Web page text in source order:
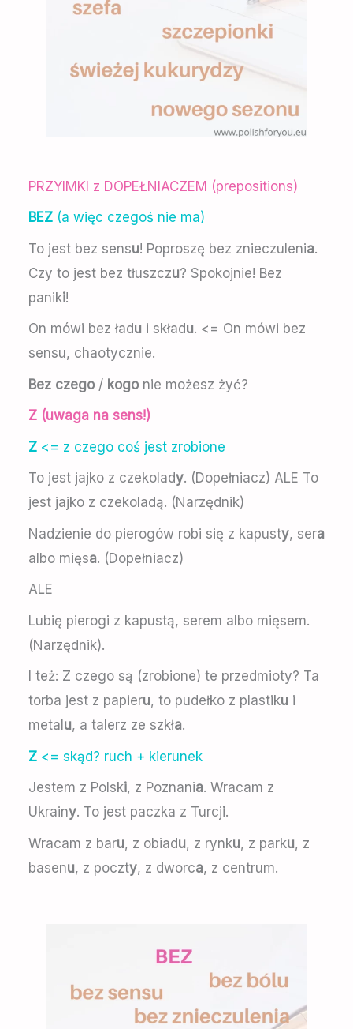
PRZYIMKI z DOPEŁNIACZEM (prepositions)
BEZ(a więc czegoś nie ma)
To jest bez sensu! Poproszę bez znieczulenia.
Czy to jest bez tłuszczu? Spokojnie! Bez
paniki!
On mówi bez ładui składu. <= On mówi bez
sensu, chaotycznie.
Bez czego/ kogonie możesz żyć?
Z (uwaga na sens!)
Z<= z czego coś jest zrobione
To jest jajko z czekolady. (Dopełniacz) ALE To
jest jajko z czekoladą. (Narzędnik)
Nadzienie do pierogów robi się z kapusty, sera
albo mięsa. (Dopełniacz)
ALE
Lubię pierogi z kapustą, serem albo mięsem.
(Narzędnik).
I też: Z czego są (zrobione) te przedmioty? Ta
torba jest z papieru, to pudełko z plastikui
metal u, a talerz ze szkła.
Z<= skąd? ruch + kierunek
Jestem z Polski, z Poznania. Wracam z
Ukrainy. To jest paczka z Turcji.
Wracam z baru, z obiadu, z rynku, z parku, z
basenu, z poczty, z dworca, z centrum.